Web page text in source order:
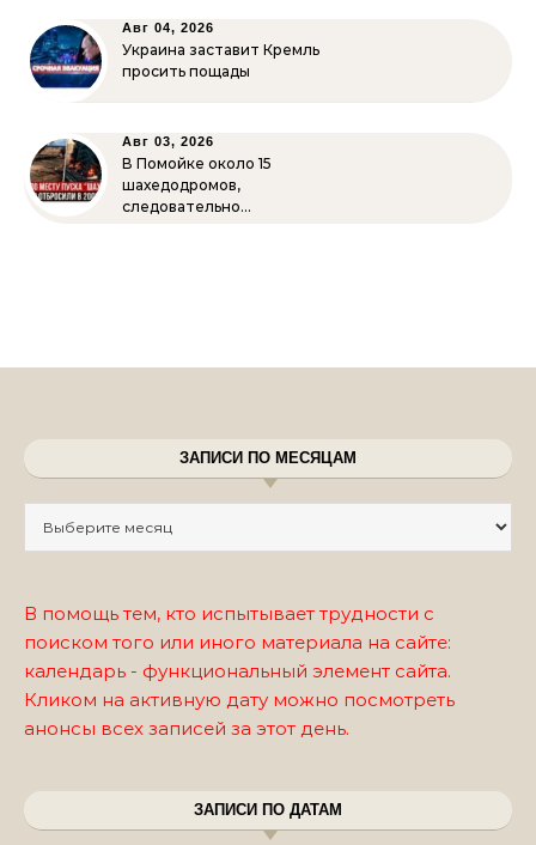
Авг 04, 2026
Украина заставит Кремль
просить пощады
Авг 03, 2026
В Помойке около 15
шахедодромов,
следовательно…
ЗАПИСИ ПО МЕСЯЦАМ
В помощь тем, кто испытывает трудности с
поиском того или иного материала на сайте:
календарь - функциональный элемент сайта.
Кликом на активную дату можно посмотреть
анонсы всех записей за этот день.
ЗАПИСИ ПО ДАТАМ